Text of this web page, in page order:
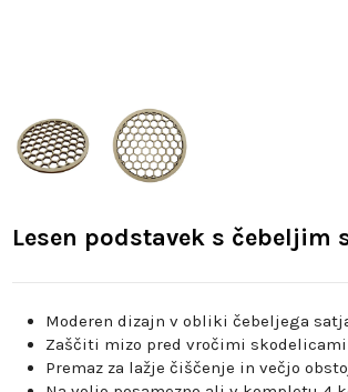
Lesen podstavek s čebeljim
Moderen dizajn v obliki čebeljega
Zaščiti mizo pred vročimi
Premaz za lažje čiščenje in večjo